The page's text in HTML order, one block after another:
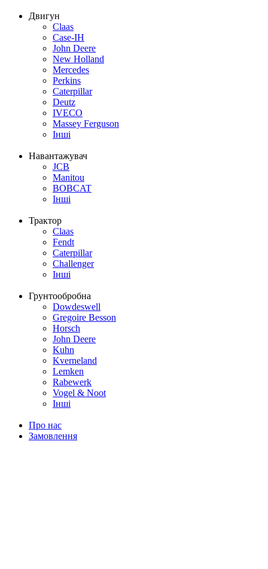
Двигун
Claas
Case-IH
John Deere
New Holland
Mercedes
Perkins
Caterpillar
Deutz
IVECO
Massey Ferguson
Інші
Навантажувач
JCB
Manitou
BOBCAT
Інші
Трактор
Claas
Fendt
Caterpillar
Challenger
Інші
Грунтообробна
Dowdeswell
Gregoire Besson
Horsch
John Deere
Kuhn
Kverneland
Lemken
Rabewerk
Vogel & Noot
Інші
Про нас
Замовлення